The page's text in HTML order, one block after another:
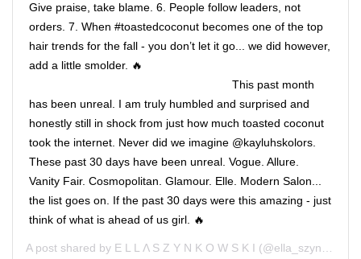
Give praise, take blame. 6. People follow leaders, not
orders. 7. When #toastedcoconut becomes one of the top
hair trends for the fall - you don’t let it go... we did however,
add a little smolder. 🔥 ⠀⠀⠀⠀⠀⠀⠀⠀ ⠀⠀⠀⠀⠀⠀⠀⠀
⠀⠀⠀⠀⠀⠀⠀⠀ ⠀⠀⠀⠀⠀⠀⠀⠀ ⠀⠀⠀⠀⠀⠀⠀⠀ This past month
has been unreal. I am truly humbled and surprised and
honestly still in shock from just how much toasted coconut
took the internet. Never did we imagine @kayluhskolors.
These past 30 days have been unreal. Vogue. Allure.
Vanity Fair. Cosmopolitan. Glamour. Elle. Modern Salon...
the list goes on. If the past 30 days were this amazing - just
think of what is ahead of us girl. 🔥
A post shared by Ε L L Λ S Z Y N K O W S K I (@ella_szynkowski) on